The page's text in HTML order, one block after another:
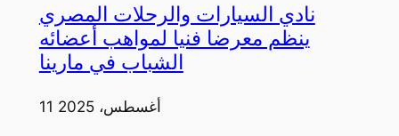
نادي السيارات والرحلات المصري
ينظم معرضا فنيا لمواهب أعضائه
الشباب في مارينا
11 أغسطس، 2025